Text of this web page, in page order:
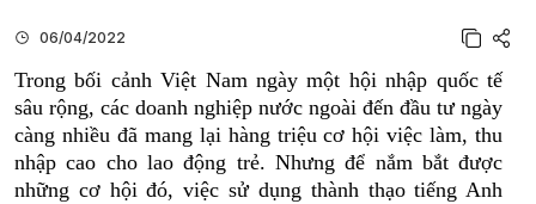
06/04/2022
Trong bối cảnh Việt Nam ngày một hội nhập quốc tế
sâu rộng, các doanh nghiệp nước ngoài đến đầu tư ngày
càng nhiều đã mang lại hàng triệu cơ hội việc làm, thu
nhập cao cho lao động trẻ. Nhưng để nắm bắt được
những cơ hội đó, việc sử dụng thành thạo tiếng Anh